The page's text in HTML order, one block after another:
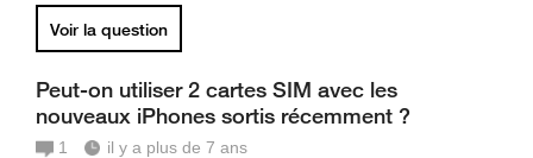
Voir la question
Peut-on utiliser 2 cartes SIM avec les
nouveaux iPhones sortis récemment ?
1 il y a plus de 7 ans